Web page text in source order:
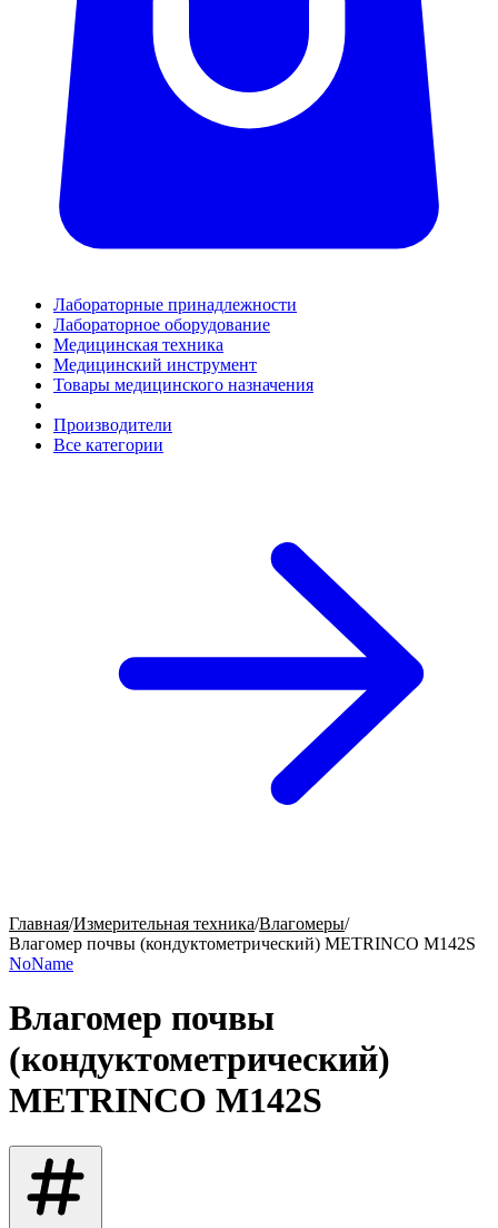
Лабораторные принадлежности
Лабораторное оборудование
Медицинская техника
Медицинский инструмент
Товары медицинского назначения
Производители
Все категории
Главная/Измерительная техника/Влагомеры/
Влагомер почвы (кондуктометрический) METRINCO M142S
NoName
Влагомер почвы
(кондуктометрический)
METRINCO M142S